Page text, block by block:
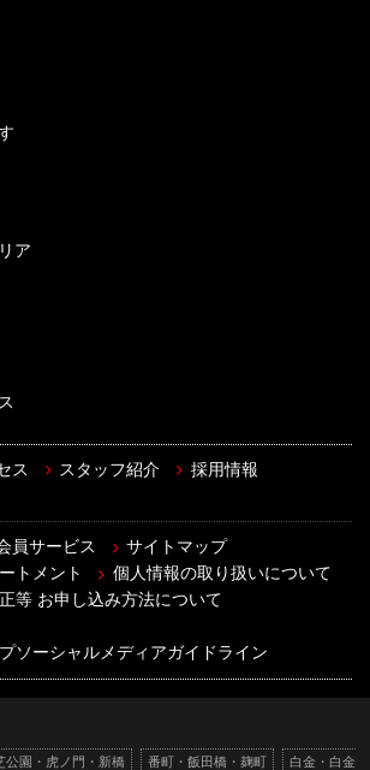
ア
ス スタッフ紹介
採用情報
員サービス
サイトマップ
トメント
個人情報の取り扱いについて
等 お申し込み方法について
ソーシャルメディアガイドライン
公園・虎ノ門・新橋 番町・飯田橋・麹町 白金・白金